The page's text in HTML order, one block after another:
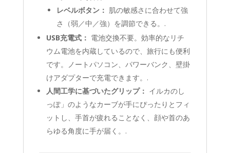
レベルボタン： 肌の敏感さに合わせて強
さ（弱／中／強）を調節できる。.
USB充電式： 電池交換不要。効率的なリチ
ウム電池を内蔵しているので、旅行にも便利
です。ノートパソコン、パワーバンク、壁掛
けアダプターで充電できます。.
人間工学に基づいたグリップ： イルカのし
っぽ」のようなカーブが手にぴったりとフィ
ットし、手首が疲れることなく、顔や首のあ
らゆる角度に手が届く。.